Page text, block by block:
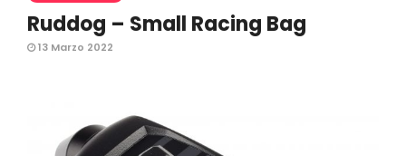
Ruddog – Small Racing Bag
13 Marzo 2022